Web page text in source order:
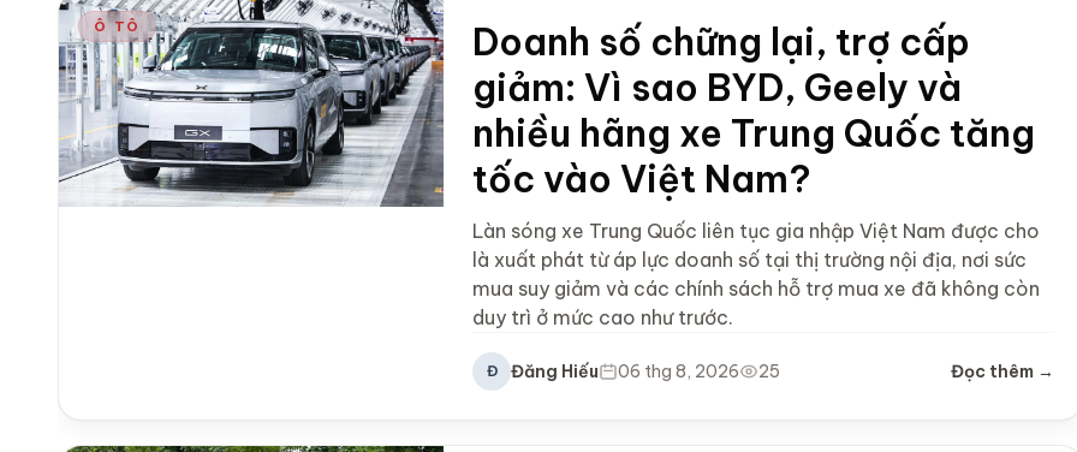
Ô TÔ
Doanh số chững lại, trợ cấp
giảm: Vì sao BYD, Geely và
nhiều hãng xe Trung Quốc tăng
tốc vào Việt Nam?
Làn sóng xe Trung Quốc liên tục gia nhập Việt Nam được cho
là xuất phát từ áp lực doanh số tại thị trường nội địa, nơi sức
mua suy giảm và các chính sách hỗ trợ mua xe đã không còn
duy trì ở mức cao như trước.
Đ Đăng Hiếu 06 thg 8, 2026 25 Đọc thêm →